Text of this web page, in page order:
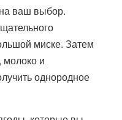
ваш выбор.
миске. Затем
молоко и
однородное